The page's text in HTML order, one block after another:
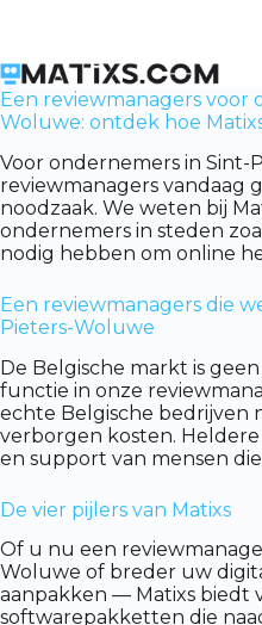
Een reviewmanagers voor
Woluwe: ontdek hoe
Voor ondernemers in Sint-
reviewmanagers vandaag
noodzaak. We weten bij
ondernemers in steden
nodig hebben om online
Een reviewmanagers die
Pieters-Woluwe
De Belgische markt is
functie in onze
echte Belgische bedrijven
verborgen kosten.
en support van mensen
De vier pijlers van Matixs
Of u nu een
Woluwe of breder uw
aanpakken — Matixs biedt
softwarepakketten die